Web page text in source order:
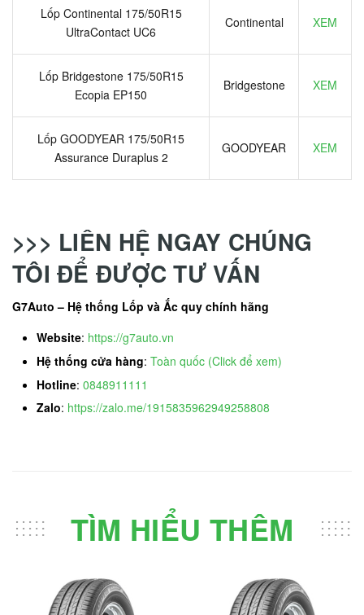
Lốp Continental 175/50R15
UltraContact UC6
Continental XEM
Lốp Bridgestone 175/50R15
Ecopia EP150
Bridgestone XEM
Lốp GOODYEAR 175/50R15
Assurance Duraplus 2
GOODYEAR XEM
>>> LIÊN HỆ NGAY CHÚNG
TÔI ĐỂ ĐƯỢC TƯ VẤN
G7Auto – Hệ thống Lốp và Ắc quy chính hãng
Website: https://g7auto.vn
Hệ thống cửa hàng: Toàn quốc (Click để xem)
Hotline: 0848911111
Zalo: https://zalo.me/1915835962949258808
TÌM HIỂU THÊM